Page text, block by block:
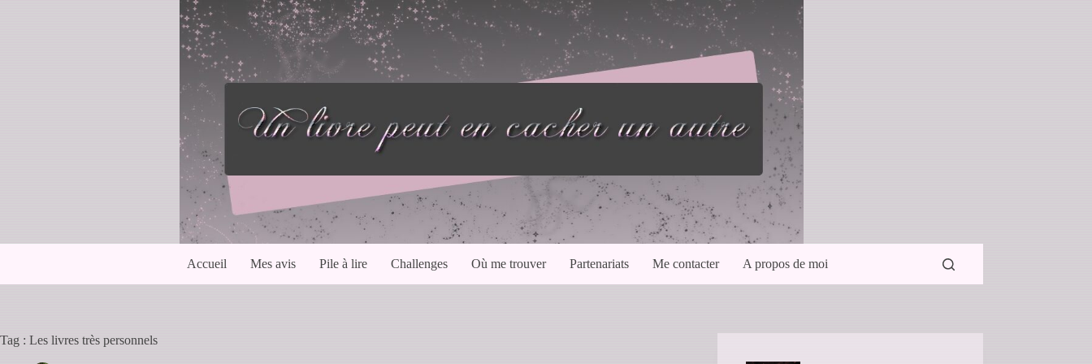
Accueil Mes avis Pile à lire Challenges Où me trouver Partenariats Me contacter A propos de moi
Tag : Les livres très personnels